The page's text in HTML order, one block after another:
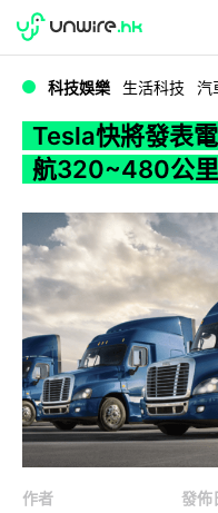
WWDC 2026
科技娛樂 生活科技 汽
Tesla快將發表
航320~480公里
作者
發佈